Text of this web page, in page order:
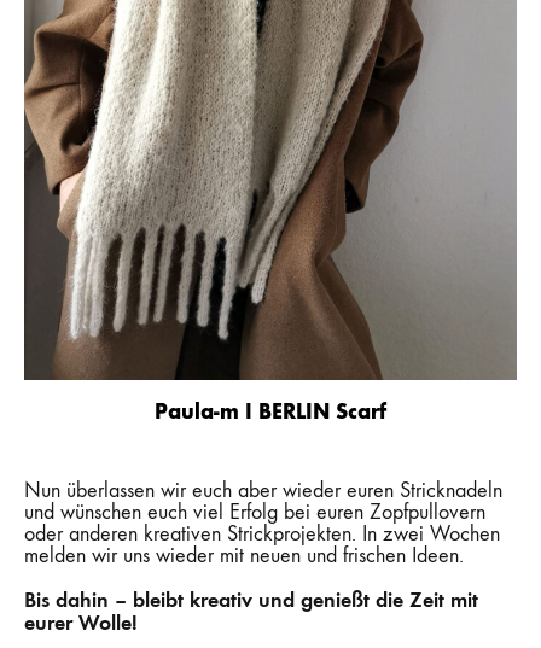
Paula-m I BERLIN Scarf
Nun überlassen wir euch aber wieder euren Stricknadeln
und wünschen euch viel Erfolg bei euren Zopfpullovern
oder anderen kreativen Strickprojekten. In zwei Wochen
melden wir uns wieder mit neuen und frischen Ideen.
Bis dahin – bleibt kreativ und genießt die Zeit mit
eurer Wolle!